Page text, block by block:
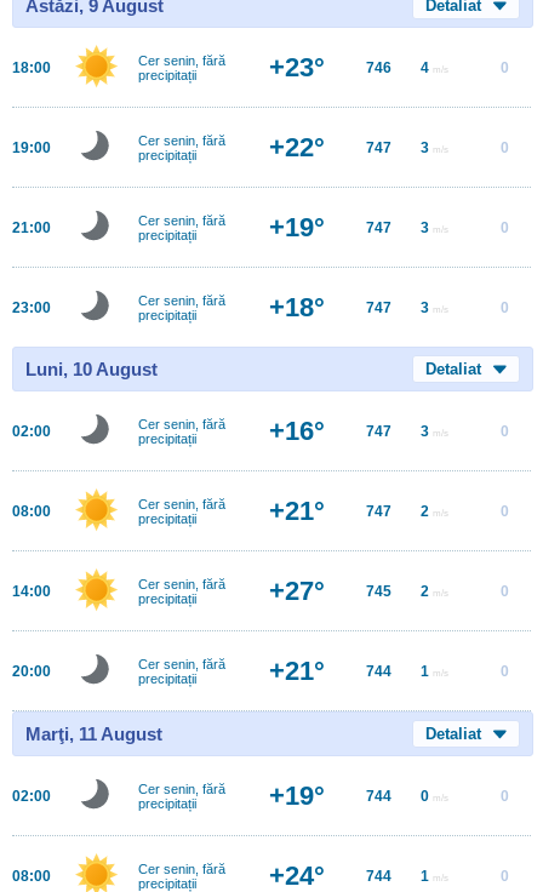
Astăzi, 9 August Detaliat
18:00
Cer senin, fără
precipitații
+23° 746 4 m/s 0
19:00
Cer senin, fără
precipitații
+22° 747 3 m/s 0
21:00
Cer senin, fără
precipitații
+19° 747 3 m/s 0
23:00
Cer senin, fără
precipitații
+18° 747 3 m/s 0
Luni, 10 August Detaliat
02:00
Cer senin, fără
precipitații
+16° 747 3 m/s 0
08:00
Cer senin, fără
precipitații
+21° 747 2 m/s 0
14:00
Cer senin, fără
precipitații
+27° 745 2 m/s 0
20:00
Cer senin, fără
precipitații
+21° 744 1 m/s 0
Marţi, 11 August Detaliat
02:00
Cer senin, fără
precipitații
+19° 744 0 m/s 0
08:00
Cer senin, fără
precipitații
+24° 744 1 m/s 0